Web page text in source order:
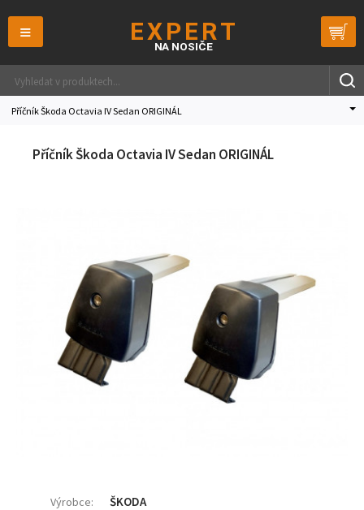
≡
Příčník Škoda Octavia IV Sedan ORIGINÁL
Příčník Škoda Octavia IV Sedan ORIGINÁL
Výrobce: ŠKODA